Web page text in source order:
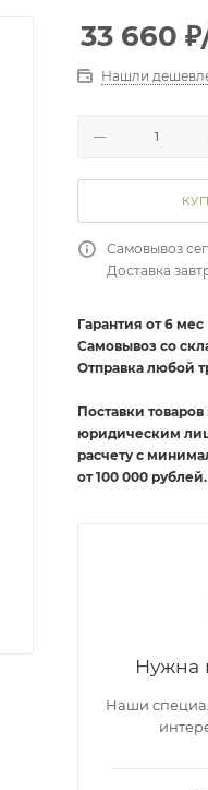
33 660 ₽
Нашли
Самовывоз
Доставка
Гарантия от 6 мес
Самовывоз со
Отправка любой
Поставки
юридическим
расчету с
от 100 000 рублей.
Нужна
Наши